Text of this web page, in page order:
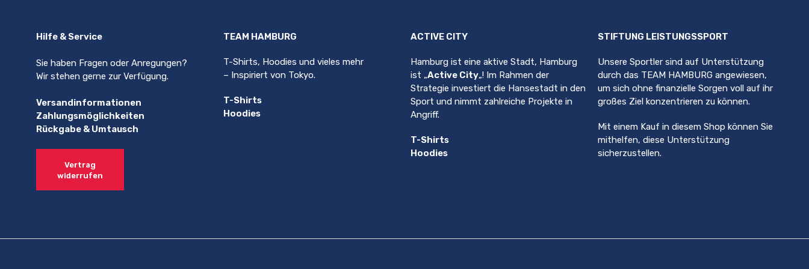
Optionen
auf
Produktseite
werden
auf
auf
der
Produktseite
gewählt
werden
Die
auf
der
Produktseite
gewählt
Hilfe & Service
Sie haben Fragen oder Anregungen?
Wir stehen gerne zur Verfügung.
Versandinformationen
Zahlungsmöglichkeiten
Rückgabe & Umtausch
Vertrag
widerrufen
TEAM HAMBURG
T-Shirts, Hoodies und vieles mehr
– Inspiriert von Tokyo.
T-Shirts
Hoodies
ACTIVE CITY
Hamburg ist eine aktive Stadt, Hamburg
ist „Active City„! Im Rahmen der
Strategie investiert die Hansestadt in den
Sport und nimmt zahlreiche Projekte in
Angriff.
T-Shirts
Hoodies
STIFTUNG LEISTUNGSSPORT
Unsere Sportler sind auf Unterstützung
durch das TEAM HAMBURG angewiesen,
um sich ohne finanzielle Sorgen voll auf ihr
großes Ziel konzentrieren zu können.
Mit einem Kauf in diesem Shop können Sie
mithelfen, diese Unterstützung
sicherzustellen.